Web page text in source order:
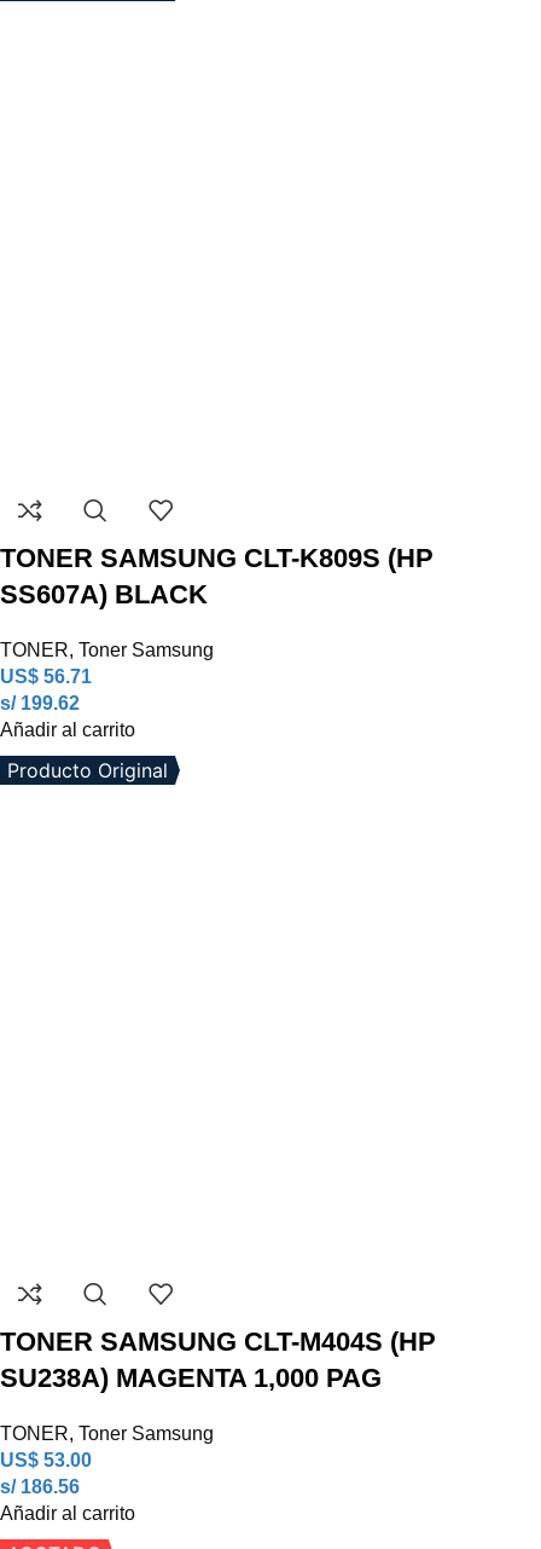
TONER SAMSUNG CLT-K809S (HP
SS607A) BLACK
TONER, Toner Samsung
US$ 56.71
s/ 199.62
Añadir al carrito
Producto Original
TONER SAMSUNG CLT-M404S (HP
SU238A) MAGENTA 1,000 PAG
TONER, Toner Samsung
US$ 53.00
s/ 186.56
Añadir al carrito